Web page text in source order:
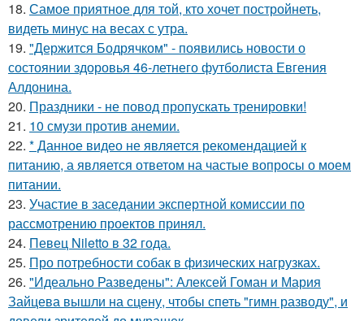
18. Самое приятное для той, кто хочет постройнеть,
видеть минус на весах с утра.
19. "Держится Бодрячком" - появились новости о
состоянии здоровья 46-летнего футболиста Евгения
Алдонина.
20. Праздники - не повод пропускать тренировки!
21. 10 смузи против анемии.
22. * Данное видео не является рекомендацией к
питанию, а является ответом на частые вопросы о моем
питании.
23. Участие в заседании экспертной комиссии по
рассмотрению проектов принял.
24. Певец Niletto в 32 года.
25. Про потребности собак в физических нагрузках.
26. "Идеально Разведены": Алексей Гоман и Мария
Зайцева вышли на сцену, чтобы спеть "гимн разводу", и